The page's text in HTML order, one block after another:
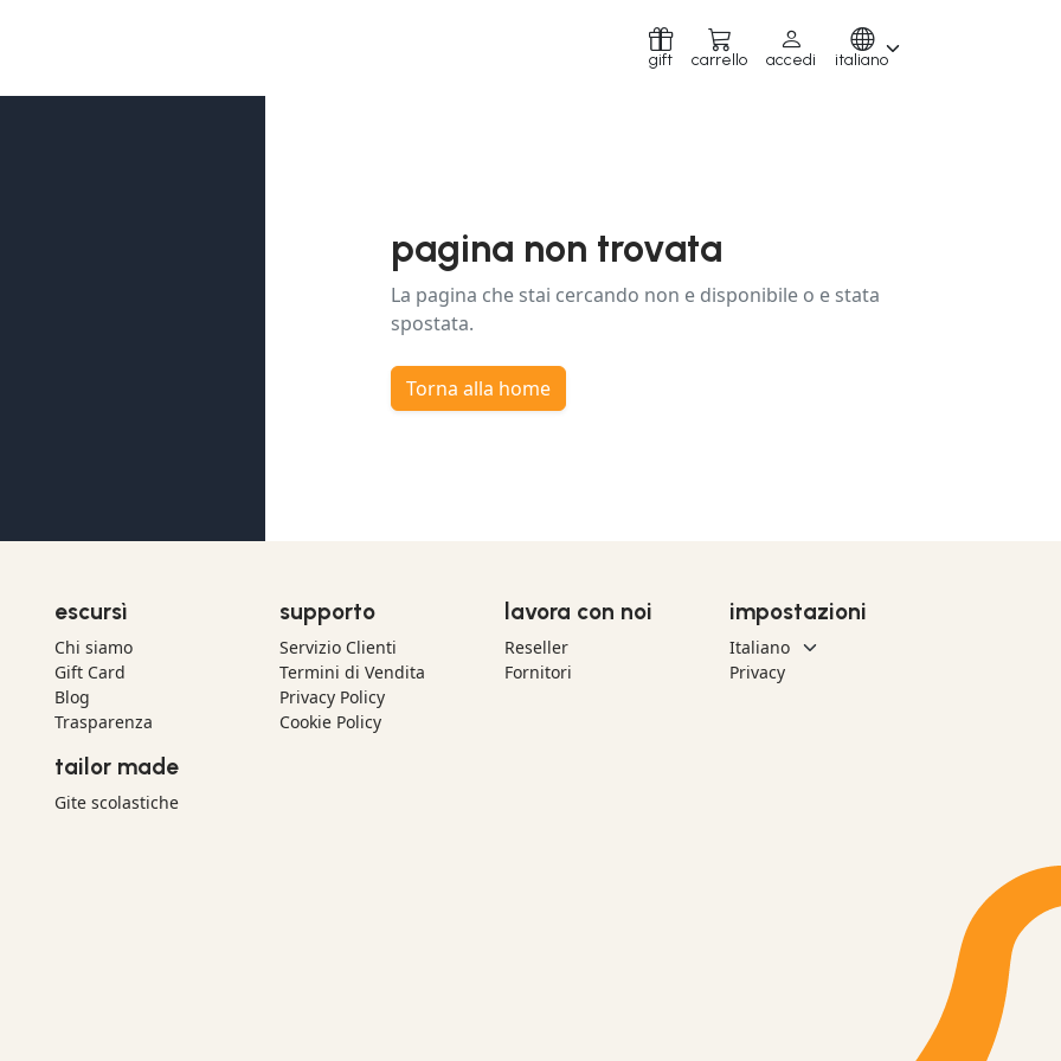
gift carrello accedi italiano
pagina non trovata
La pagina che stai cercando non e disponibile o e stata
spostata.
Torna alla home
escursì
Chi siamo
Gift Card
Blog
Trasparenza
tailor made
Gite scolastiche
supporto
Servizio Clienti
Termini di Vendita
Privacy Policy
Cookie Policy
lavora con noi
Reseller
Fornitori
impostazioni
Privacy